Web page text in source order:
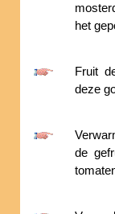
het
Fruit
deze
de